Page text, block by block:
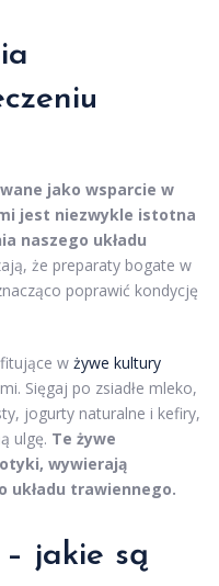
jako wsparcie w
jest niezwykle istotna
naszego układu
że preparaty bogate w
poprawić kondycję
w żywe kultury
Sięgaj po zsiadłe mleko,
jogurty naturalne i kefiry,
ulgę. Te żywe
wywierają
układu trawiennego.
jakie są